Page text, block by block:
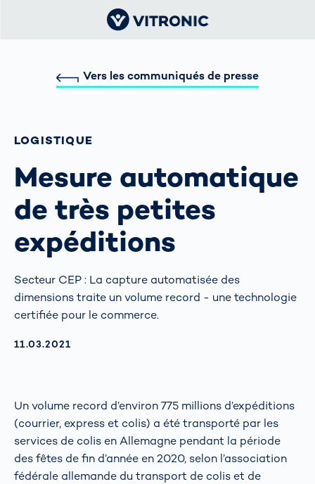
Vers les communiqués de presse
LOGISTIQUE
Mesure automatique
de très petites
expéditions
Secteur CEP : La capture automatisée des
dimensions traite un volume record - une technologie
certifiée pour le commerce.
AKTUALISIERT AM:
11.03.2021
Un volume record d’environ 775 millions d’expéditions
(courrier, express et colis) a été transporté par les
services de colis en Allemagne pendant la période
des fêtes de fin d’année en 2020, selon l’association
fédérale allemande du transport de colis et de